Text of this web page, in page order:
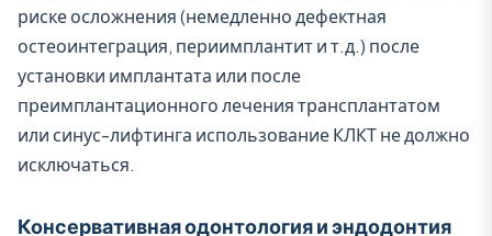
риске осложнения (немедленно дефектная
остеоинтеграция, периимплантит и т.д.) после
установки имплантата или после
преимплантационного лечения трансплантатом
или синус-лифтинга использование КЛКТ не должно
исключаться.
Консервативная одонтология и эндодонтия